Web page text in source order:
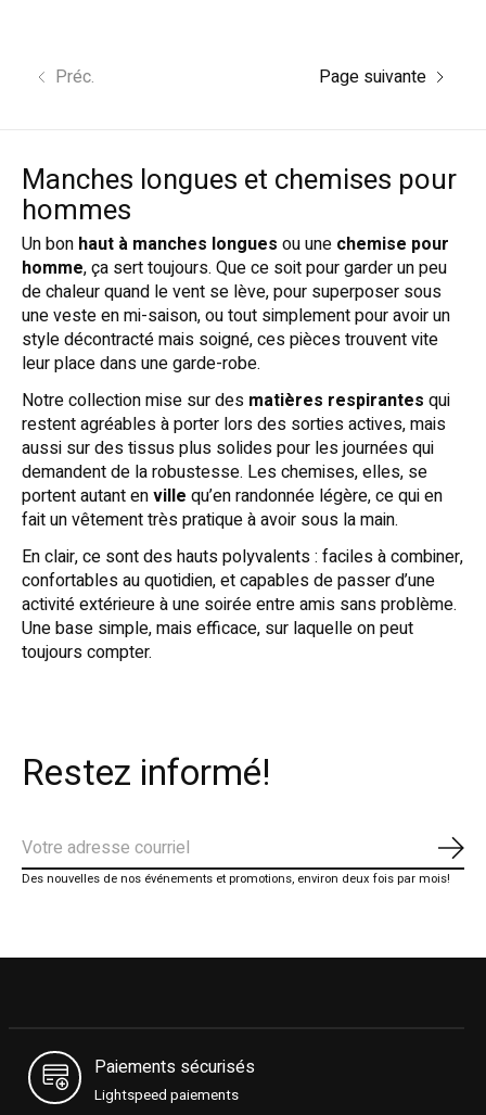
Préc. Page suivante
Manches longues et chemises pour
hommes
Un bon haut à manches longues ou une chemise pour
homme, ça sert toujours. Que ce soit pour garder un peu
de chaleur quand le vent se lève, pour superposer sous
une veste en mi-saison, ou tout simplement pour avoir un
style décontracté mais soigné, ces pièces trouvent vite
leur place dans une garde-robe.
Notre collection mise sur des matières respirantes qui
restent agréables à porter lors des sorties actives, mais
aussi sur des tissus plus solides pour les journées qui
demandent de la robustesse. Les chemises, elles, se
portent autant enville qu’en randonnée légère, ce qui en
fait un vêtement très pratique à avoir sous la main.
En clair, ce sont des hauts polyvalents : faciles à combiner,
confortables au quotidien, et capables de passer d’une
activité extérieure à une soirée entre amis sans problème.
Une base simple, mais efficace, sur laquelle on peut
toujours compter.
Restez informé!
Des nouvelles de nos événements et promotions, environ deux fois par mois!
Paiements sécurisés
Lightspeed paiements